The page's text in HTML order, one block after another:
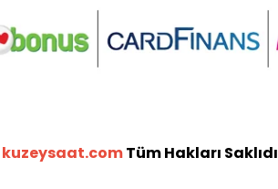
kuzeysaat.comTüm Hakları